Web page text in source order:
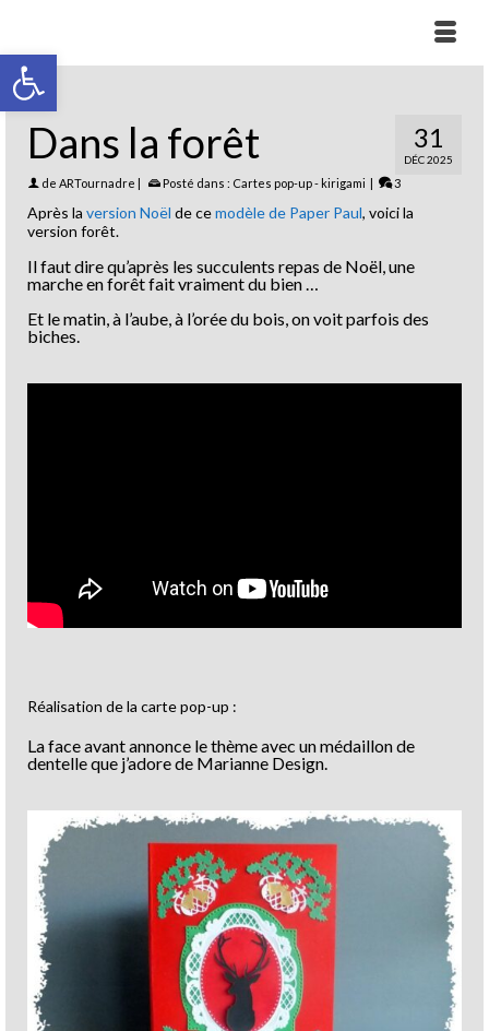
Ouvrir la barre d’outils
31
DÉC 2025
Dans la forêt
de ARTournadre | Posté dans : Cartes pop-up - kirigami | 3
Après la version Noël de cemodèle de Paper Paul, voici la
version forêt.
Il faut dire qu’après les succulents repas de Noël, une
marche en forêt fait vraiment du bien …
Et le matin, à l’aube, à l’orée du bois, on voit parfois des
biches.
Réalisation de la carte pop-up :
La face avant annonce le thème avec un médaillon de
dentelle que j’adore de Marianne Design.